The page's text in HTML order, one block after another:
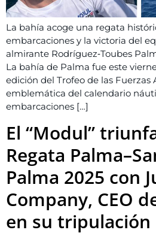
La bahía acoge una regata
embarcaciones y la victoria del
almirante Rodríguez‑Toubes
La bahía de Palma fue este
edición del Trofeo de las Fuerzas
emblemática del calendario
embarcaciones […]
El “Modul”
Regata
Palma 2025 con
Company, CEO
en su tripulación